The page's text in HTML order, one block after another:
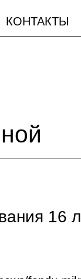
КОНТАКТЫ
16